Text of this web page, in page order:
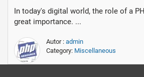
In today's digital world, the role of a
great importance. ...
Autor : admin
Category: Miscellaneous